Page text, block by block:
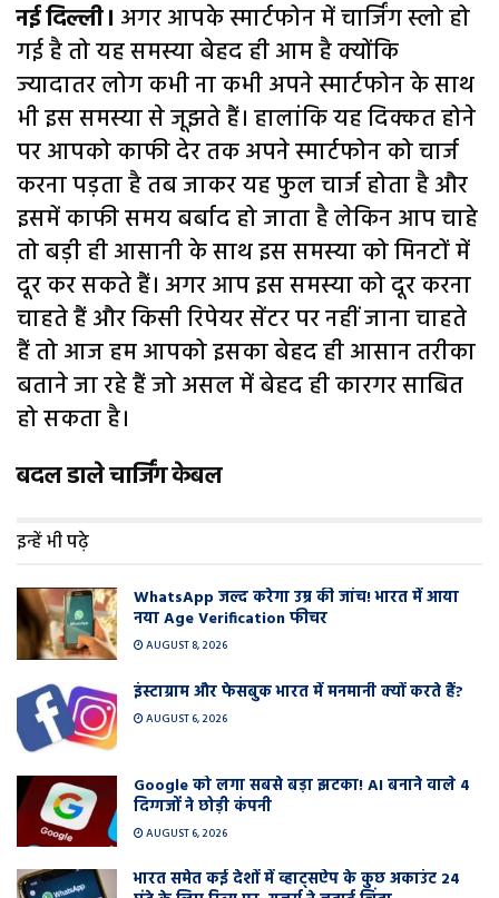
नई दिल्ली। अगर आपके स्मार्टफोन में चार्जिंग स्लो हो
गई है तो यह समस्या बेहद ही आम है क्योंकि
ज्यादातर लोग कभी ना कभी अपने स्मार्टफोन के साथ
भी इस समस्या से जूझते हैं। हालांकि यह दिक्कत होने
पर आपको काफी देर तक अपने स्मार्टफोन को चार्ज
करना पड़ता है तब जाकर यह फुल चार्ज होता है और
इसमें काफी समय बर्बाद हो जाता है लेकिन आप चाहे
तो बड़ी ही आसानी के साथ इस समस्या को मिनटों में
दूर कर सकते हैं। अगर आप इस समस्या को दूर करना
चाहते हैं और किसी रिपेयर सेंटर पर नहीं जाना चाहते
हैं तो आज हम आपको इसका बेहद ही आसान तरीका
बताने जा रहे हैं जो असल में बेहद ही कारगर साबित
हो सकता है।
बदल डाले चार्जिंग केबल
इन्हें भी पढ़े
WhatsApp जल्द करेगा उम्र की जांच! भारत में आया
नया Age Verification फीचर
AUGUST 8, 2026
इंस्टाग्राम और फेसबुक भारत में मनमानी क्यों करते हैं?
AUGUST 6, 2026
Google को लगा सबसे बड़ा झटका! AI बनाने वाले 4
दिग्गजों ने छोड़ी कंपनी
AUGUST 6, 2026
भारत समेत कई देशों में व्हाट्सऐप के कुछ अकाउंट 24